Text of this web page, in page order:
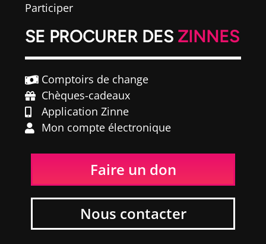
Participer
SE PROCURER DES ZINNES
Comptoirs de change
Chèques-cadeaux
Application Zinne
Mon compte électronique
Faire un don
Nous contacter